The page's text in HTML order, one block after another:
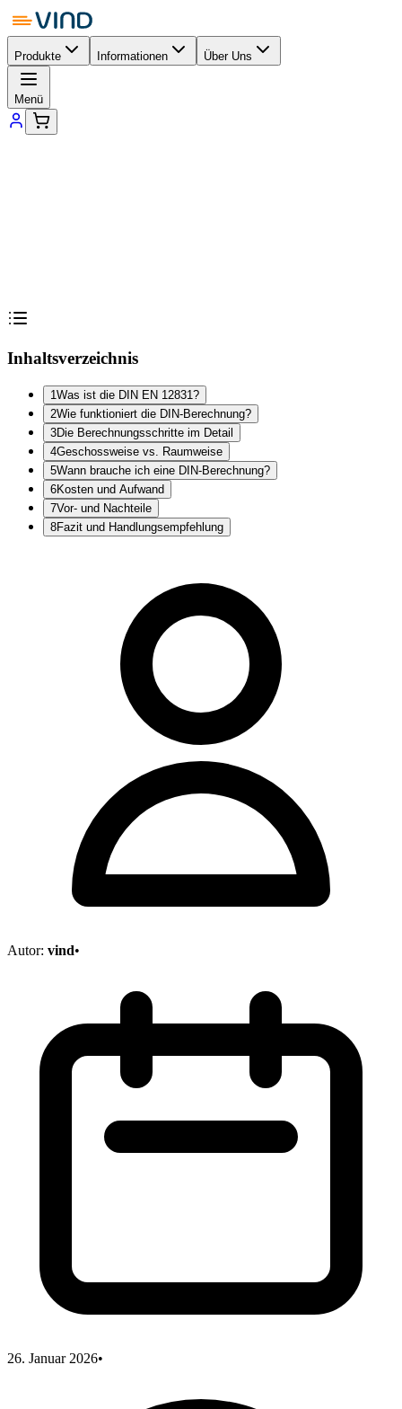
Produkte Informationen Über Uns
Menü
Inhaltsverzeichnis
1Was ist die DIN EN 12831?
2Wie funktioniert die DIN-Berechnung?
3Die Berechnungsschritte im Detail
4Geschossweise vs. Raumweise
5Wann brauche ich eine DIN-Berechnung?
6Kosten und Aufwand
7Vor- und Nachteile
8Fazit und Handlungsempfehlung
Autor: vind•
26. Januar 2026•